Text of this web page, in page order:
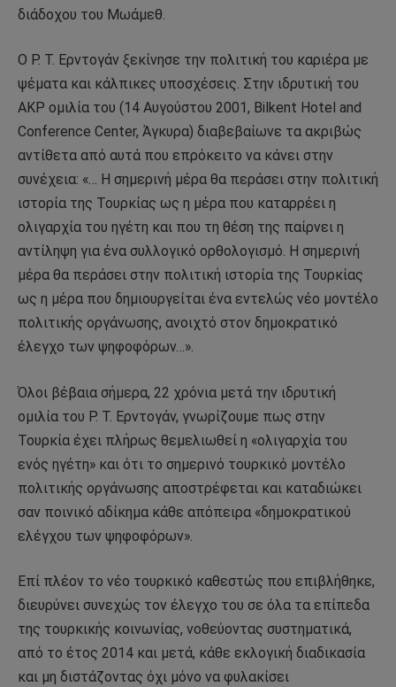
διάδοχου του Μωάμεθ.
Ο Ρ. Τ. Ερντογάν ξεκίνησε την πολιτική του καριέρα με
ψέματα και κάλπικες υποσχέσεις. Στην ιδρυτική του
ΑΚΡ ομιλία του (14 Αυγούστου 2001, Bilkent Hotel and
Conference Center, Άγκυρα) διαβεβαίωνε τα ακριβώς
αντίθετα από αυτά που επρόκειτο να κάνει στην
συνέχεια: «… Η σημερινή μέρα θα περάσει στην πολιτική
ιστορία της Τουρκίας ως η μέρα που καταρρέει η
ολιγαρχία του ηγέτη και που τη θέση της παίρνει η
αντίληψη για ένα συλλογικό ορθολογισμό. Η σημερινή
μέρα θα περάσει στην πολιτική ιστορία της Τουρκίας
ως η μέρα που δημιουργείται ένα εντελώς νέο μοντέλο
πολιτικής οργάνωσης, ανοιχτό στον δημοκρατικό
έλεγχο των ψηφοφόρων…».
Όλοι βέβαια σήμερα, 22 χρόνια μετά την ιδρυτική
ομιλία του Ρ. Τ. Ερντογάν, γνωρίζουμε πως στην
Τουρκία έχει πλήρως θεμελιωθεί η «ολιγαρχία του
ενός ηγέτη» και ότι το σημερινό τουρκικό μοντέλο
πολιτικής οργάνωσης αποστρέφεται και καταδιώκει
σαν ποινικό αδίκημα κάθε απόπειρα «δημοκρατικού
ελέγχου των ψηφοφόρων».
Επί πλέον το νέο τουρκικό καθεστώς που επιβλήθηκε,
διευρύνει συνεχώς τον έλεγχο του σε όλα τα επίπεδα
της τουρκικής κοινωνίας, νοθεύοντας συστηματικά,
από το έτος 2014 και μετά, κάθε εκλογική διαδικασία
και μη διστάζοντας όχι μόνο να φυλακίσει